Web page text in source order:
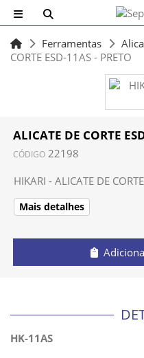
Ferramentas
CORTE ESD-11AS - PRETO
ALICATE DE CORTE
CÓDIGO 22198
HIKARI - ALICATE DE
Mais detalhes
HK-11AS